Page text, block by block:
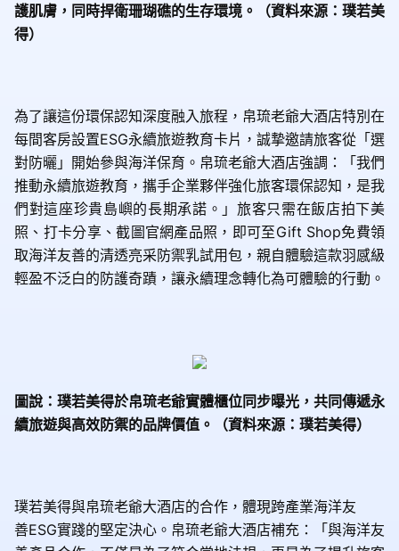
護肌膚，同時捍衛珊瑚礁的生存環境。（資料來源：璞若美
得）
為了讓這份環保認知深度融入旅程，帛琉老爺大酒店特別在
每間客房設置ESG永續旅遊教育卡片，誠摯邀請旅客從「選
對防曬」開始參與海洋保育。帛琉老爺大酒店強調：「我們
推動永續旅遊教育，攜手企業夥伴強化旅客環保認知，是我
們對這座珍貴島嶼的長期承諾。」旅客只需在飯店拍下美
照、打卡分享、截圖官網產品照，即可至Gift Shop免費領
取海洋友善的清透亮采防禦乳試用包，親自體驗這款羽感級
輕盈不泛白的防護奇蹟，讓永續理念轉化為可體驗的行動。
圖說：璞若美得於帛琉老爺實體櫃位同步曝光，共同傳遞永
續旅遊與高效防禦的品牌價值。（資料來源：璞若美得）
璞若美得與帛琉老爺大酒店的合作，體現跨產業海洋友
善ESG實踐的堅定決心。帛琉老爺大酒店補充：「與海洋友